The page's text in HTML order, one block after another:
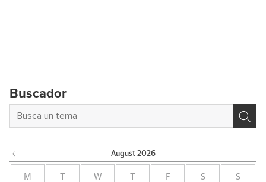
Buscador
August 2026
M W F S S